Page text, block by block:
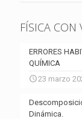
FÍSICA CON
ERRORES
QUÍMICA
23 marzo
Dinámica.